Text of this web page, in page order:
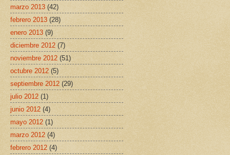
marzo 2013 (42)
febrero 2013 (28)
enero 2013 (9)
diciembre 2012 (7)
noviembre 2012 (51)
octubre 2012 (5)
septiembre 2012 (29)
julio 2012 (1)
junio 2012 (4)
mayo 2012 (1)
marzo 2012 (4)
febrero 2012 (4)